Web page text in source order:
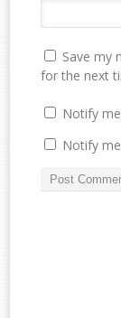
Save my
for the next
Notify
Notify